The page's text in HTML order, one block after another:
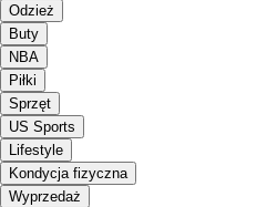
Odzież
Buty
NBA
Piłki
Sprzęt
US Sports
Lifestyle
Kondycja fizyczna
Wyprzedaż